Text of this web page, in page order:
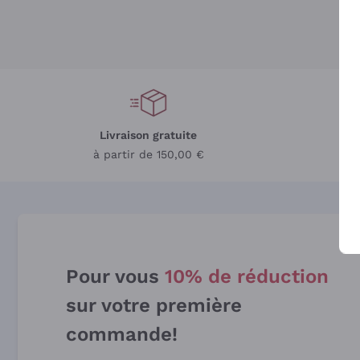
Livraison gratuite
à partir de 150,00 €
Pour vous 10% de réduction
sur votre première
commande!